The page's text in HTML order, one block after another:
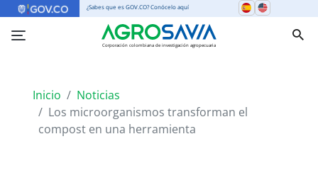
¿Sabes que es GOV.CO? Conócelo aquí
Corporación colombiana de investigación agropecuaria
Inicio
Noticias
Los microorganismos transforman el
compost en una herramienta